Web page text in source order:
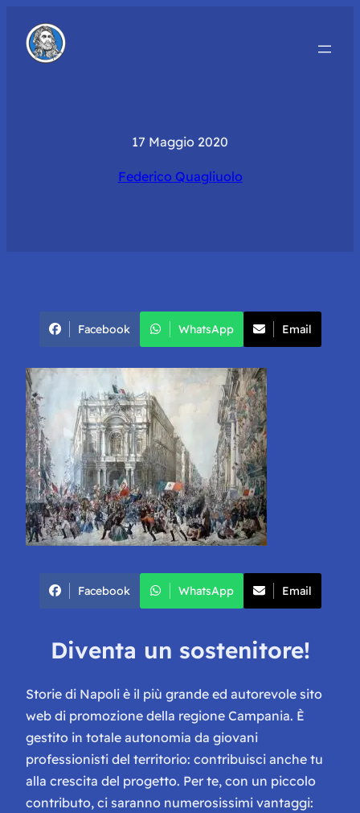
17 Maggio 2020
Federico Quagliuolo
Facebook WhatsApp Email
Facebook WhatsApp Email
Diventa un sostenitore!
Storie di Napoli è il più grande ed autorevole sito
web di promozione della regione Campania. È
gestito in totale autonomia da giovani
professionisti del territorio: contribuisci anche tu
alla crescita del progetto. Per te, con un piccolo
contributo, ci saranno numerosissimi vantaggi: